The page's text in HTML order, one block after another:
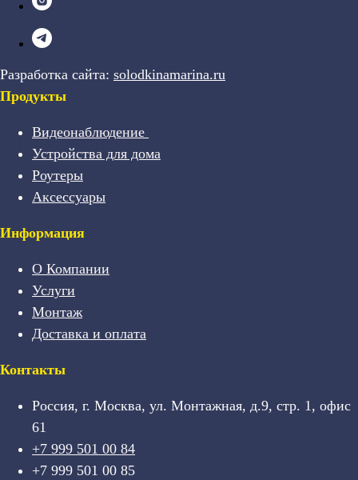
Разработка сайта: solodkinamarina.ru
Продукты
Видеонаблюдение
Устройства для дома
Роутеры
Аксессуары
Информация
О Компании
Услуги
Монтаж
Доставка и оплата
Контакты
Россия, г. Москва, ул. Монтажная, д.9, стр. 1, офис
61
+7 999 501 00 84
+7 999 501 00 85